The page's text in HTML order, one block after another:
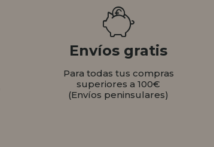
Envíos gratis
Para todas tus compras
superiores a 100€
(Envíos peninsulares)